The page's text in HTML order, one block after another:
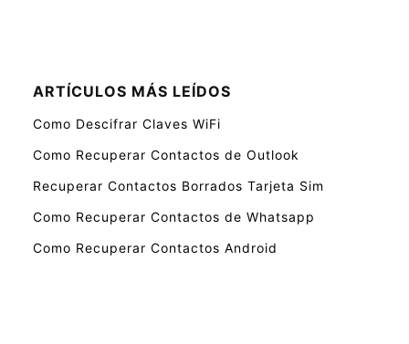
ARTÍCULOS MÁS LEÍDOS
Como Descifrar Claves WiFi
Como Recuperar Contactos de Outlook
Recuperar Contactos Borrados Tarjeta Sim
Como Recuperar Contactos de Whatsapp
Como Recuperar Contactos Android